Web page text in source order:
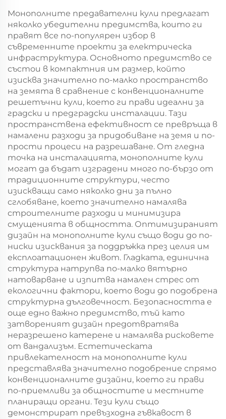
комуникационна кула
Монополните предавателни кули предлагат
няколко убедителни предимства, които ги
правят все по-популярен избор в
съвременните проекти за електрическа
инфраструктура. Основното предимство се
състои в компактния им размер, който
изисква значително по-малко пространство
на земята в сравнение с конвенционалните
решетъчни кули, което ги прави идеални за
градски и предградски инсталации. Тази
пространствена ефективност се превръща в
намалени разходи за придобиване на земя и по-
прости процеси на разрешаване. От гледна
точка на инсталацията, монополните кули
могат да бъдат изградени много по-бързо от
традиционните структури, често
изискващи само няколко дни за пълно
сглобяване, което значително намалява
строителните разходи и минимизира
смущенията в общността. Оптимизираният
дизайн на монополните кули също води до по-
ниски изисквания за поддръжка през целия им
експлоатационен живот. Гладката, единична
структура натрупва по-малко вятърно
натоварване и изпитва намален стрес от
екологични фактори, което води до подобрена
структурна дълговечност. Безопасността е
още едно важно предимство, тъй като
затвореният дизайн предотвратява
неразрешено катерене и намалява рисковете
от вандализъм. Естетическата
привлекателност на монополните кули
представлява значително подобрение спрямо
конвенционалните дизайни, което ги прави
по-приемливи за общностите и местните
планиращи органи. Тези кули също
демонстрират превъзходна гъвкавост в